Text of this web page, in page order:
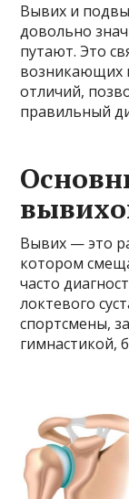
Вывих и
довольно
путают. Это
возникающих
отличий,
правильный
Вывих — это
котором
часто
локтевого
спортсмены,
гимнастикой,